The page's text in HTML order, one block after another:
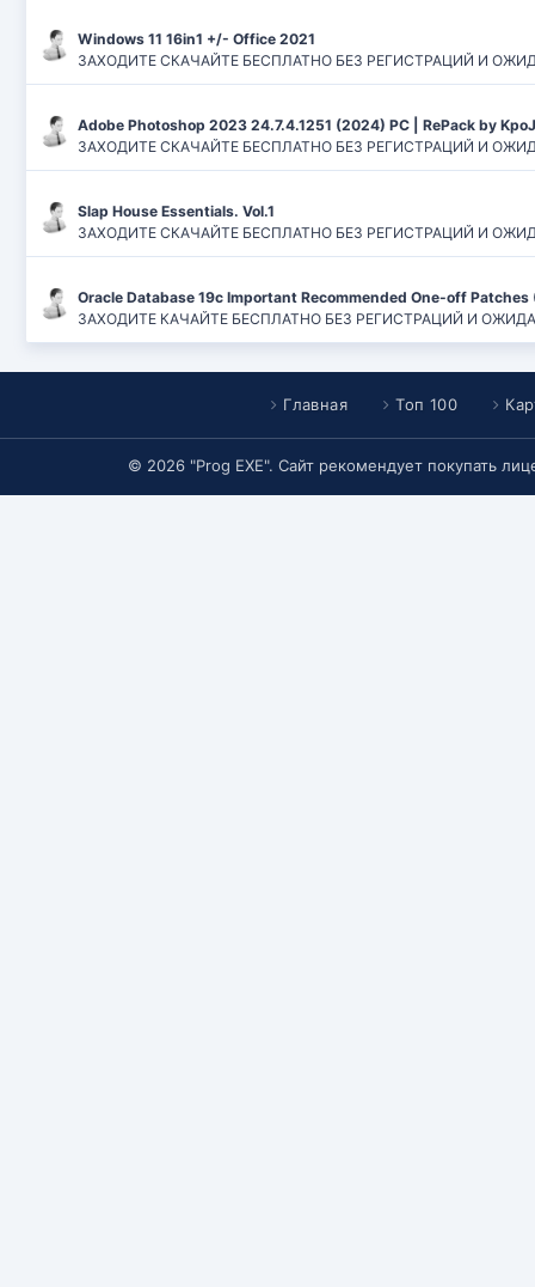
Windows 11 16in1 +/- Office 2021
ЗАХОДИТЕ СКАЧАЙТЕ БЕСПЛАТНО БЕЗ РЕГИСТРАЦИЙ И
Adobe Photoshop 2023 24.7.4.1251 (2024) PC | RePack by
ЗАХОДИТЕ СКАЧАЙТЕ БЕСПЛАТНО БЕЗ РЕГИСТРАЦИЙ И
Slap House Essentials. Vol.1
ЗАХОДИТЕ СКАЧАЙТЕ БЕСПЛАТНО БЕЗ РЕГИСТРАЦИЙ И
Oracle Database 19c Important Recommended One-off Patches
ЗАХОДИТЕ КАЧАЙТЕ БЕСПЛАТНО БЕЗ РЕГИСТРАЦИЙ И
Главная Топ 100
© 2026 "Prog EXE". Сайт рекомендует покупать